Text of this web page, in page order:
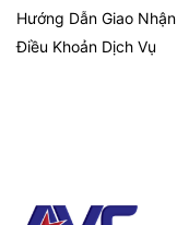
Hướng Dẫn Giao Nhận
Điều Khoản Dịch Vụ